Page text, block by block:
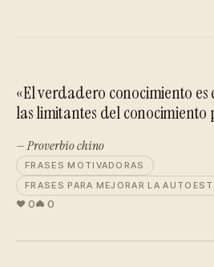
«El verdadero conocimiento
las limitantes del conocimiento
— Proverbio chino
FRASES MOTIVADORAS
FRASES PARA MEJORAR LA
0 0